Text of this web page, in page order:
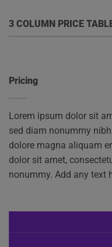
3 COLUMN PRICE
Pricing
Lorem ipsum dolor sit
sed diam nonummy
dolore magna aliquam
dolor sit amet,
nonummy. Add any text